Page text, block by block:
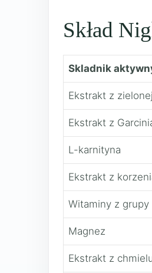
Skład
Skladnik
Ekstrakt z
Ekstrakt z
L-karnityna
Ekstrakt z
Witaminy z grupy
Magnez
Ekstrakt z